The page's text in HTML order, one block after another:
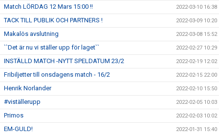
Match LÖRDAG 12 Mars 15:00 !! 2022-03-10 16:38
TACK TILL PUBLIK OCH PARTNERS ! 2022-03-09 10:20
Makalös avslutning 2022-03-08 15:52
``Det är nu vi ställer upp för laget`` 2022-02-27 10:29
INSTÄLLD MATCH -NYTT SPELDATUM 23/2 2022-02-19 12:02
Fribiljetter till onsdagens match - 16/2 2022-02-15 22:00
Henrik Norlander 2022-02-10 15:50
#viställerupp 2022-02-05 10:03
Primos 2022-02-03 10:02
EM-GULD! 2022-01-31 15:40